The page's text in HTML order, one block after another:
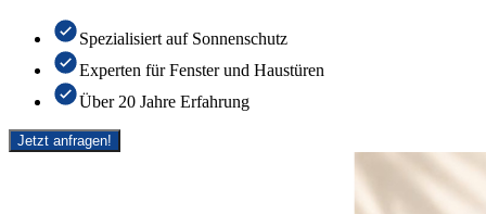
Spezialisiert auf Sonnenschutz
Experten für Fenster und Haustüren
Über 20 Jahre Erfahrung
Jetzt anfragen!